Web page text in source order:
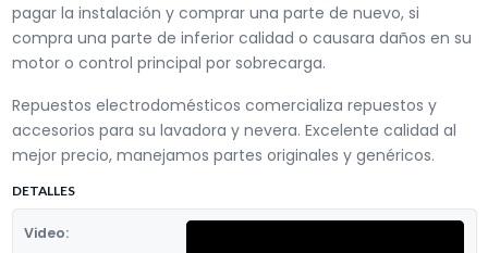
pagar la instalación y comprar una parte de nuevo, si
compra una parte de inferior calidad o causara daños en su
motor o control principal por sobrecarga.
Repuestos electrodomésticos comercializa repuestos y
accesorios para su lavadora y nevera. Excelente calidad al
mejor precio, manejamos partes originales y genéricos.
DETALLES
Video: